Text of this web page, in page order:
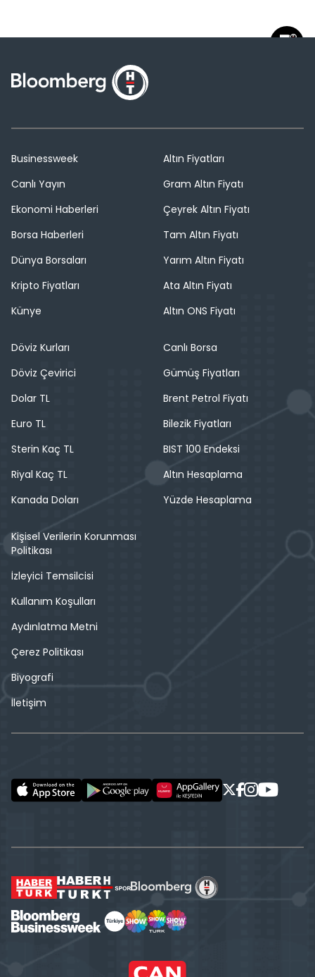
Businessweek
Canlı Yayın
Ekonomi Haberleri
Borsa Haberleri
Dünya Borsaları
Kripto Fiyatları
Künye
Altın Fiyatları
Gram Altın Fiyatı
Çeyrek Altın Fiyatı
Tam Altın Fiyatı
Yarım Altın Fiyatı
Ata Altın Fiyatı
Altın ONS Fiyatı
Döviz Kurları
Döviz Çevirici
Dolar TL
Euro TL
Sterin Kaç TL
Riyal Kaç TL
Kanada Doları
Canlı Borsa
Gümüş Fiyatları
Brent Petrol Fiyatı
Bilezik Fiyatları
BIST 100 Endeksi
Altın Hesaplama
Yüzde Hesaplama
Kişisel Verilerin Korunması
Politikası
İzleyici Temsilcisi
Kullanım Koşulları
Aydınlatma Metni
Çerez Politikası
Biyografi
İletişim